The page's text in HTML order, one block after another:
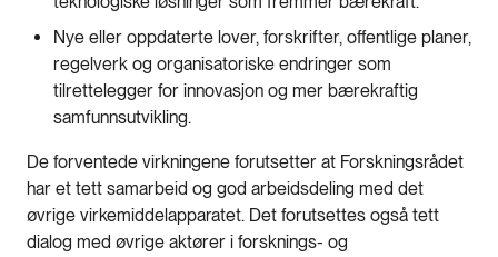
Nye eller oppdaterte lover, forskrifter, offentlige planer,
regelverk og organisatoriske endringer som
tilrettelegger for innovasjon og mer bærekraftig
samfunnsutvikling.
De forventede virkningene forutsetter at Forskningsrådet
har et tett samarbeid og god arbeidsdeling med det
øvrige virkemiddelapparatet. Det forutsettes også tett
dialog med øvrige aktører i forsknings- og